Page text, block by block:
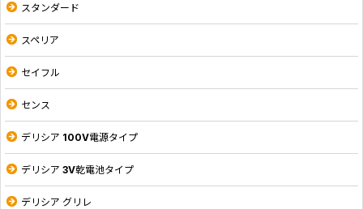
スタンダード
スペリア
セイフル
センス
デリシア 100V電源タイプ
デリシア 3V乾電池タイプ
デリシア グリレ